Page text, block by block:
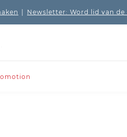
Newsletter: Word lid van